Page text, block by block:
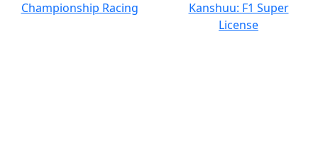
Championship Racing
Kanshuu: F1 Super
License